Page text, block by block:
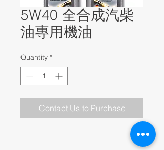
5W40 全合成汽柴
油專用機油
Quantity *
Contact Us to Purchase